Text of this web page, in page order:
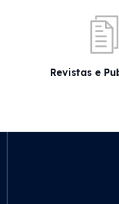
Revistas e